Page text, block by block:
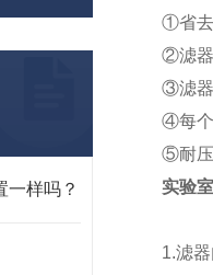
一样吗？
①省
②滤
③滤
④每
⑤耐
实验
1.滤